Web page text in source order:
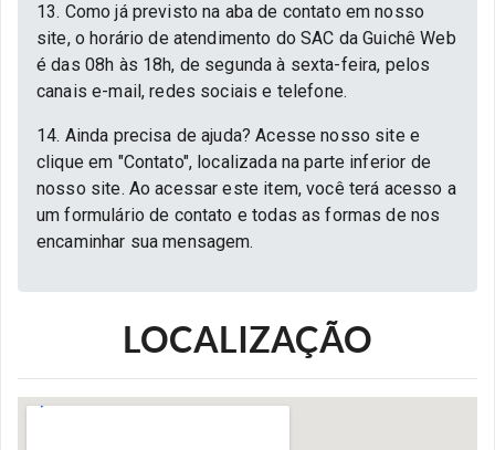
13. Como já previsto na aba de contato em nosso
site, o horário de atendimento do SAC da Guichê Web
é das 08h às 18h, de segunda à sexta-feira, pelos
canais e-mail, redes sociais e telefone.
14. Ainda precisa de ajuda? Acesse nosso site e
clique em "Contato", localizada na parte inferior de
nosso site. Ao acessar este item, você terá acesso a
um formulário de contato e todas as formas de nos
encaminhar sua mensagem.
LOCALIZAÇÃO